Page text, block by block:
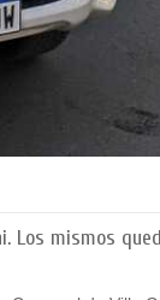
Los mismos